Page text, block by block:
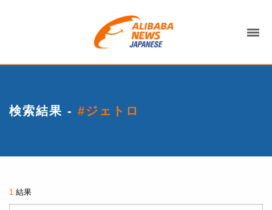
検索結果 - #ジェトロ
1結果